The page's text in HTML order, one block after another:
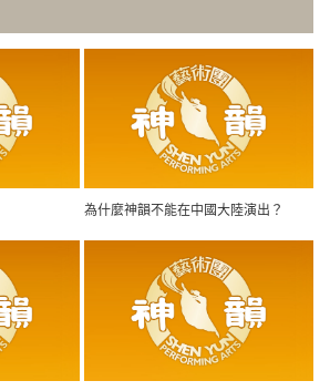
為什麼神韻不能在中國大陸演出？